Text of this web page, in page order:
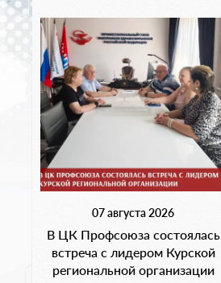
07 августа 2026
В ЦК Профсоюза состоялась
встреча с лидером Курской
региональной организации